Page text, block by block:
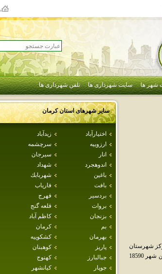
شهر ها سایت شهرداری ها تلفن شهرداری ها
سایر شهرهای استانكرمان
اختيارآباد
زيدآباد
ارزوييه
سرچشمه
انار
سيرجان
اندوهجرد
شهداد
باغين
شهربابك
بافت
فارياب
بردسير
فهرج
بروات
قلعه گنج
بزنجان
كاظم آباد
بم
كرمان
بهرمان
كشكوييه
پاريز
كوهبنان
جبالبارز
كهنوج
جوپار
كيانشهر
شهرستان
عنبرآباد است.جمعيت آن در سال 1385 برابر 19011 نفر برآورد شده‌است.به اسناد سايت مرکز آمار جمعيت اين شهر 18590